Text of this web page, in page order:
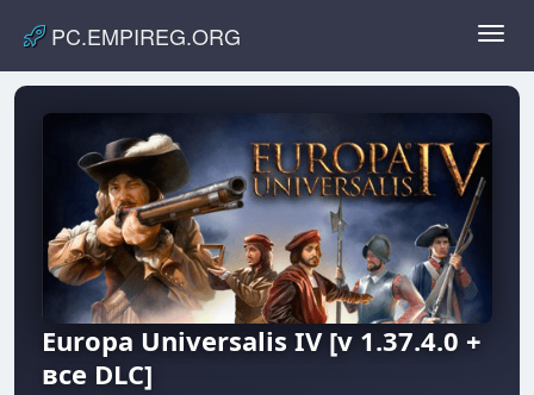
PC.EMPIREG.ORG
Europa Universalis IV [v 1.37.4.0 +
все DLC]